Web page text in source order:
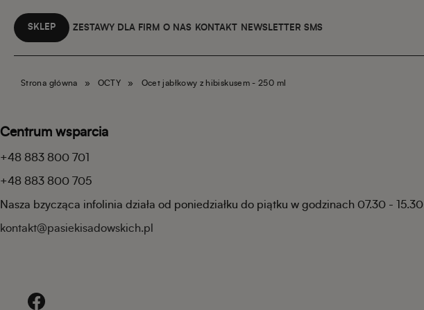
SKLEP ZESTAWY DLA FIRM O NAS KONTAKT NEWSLETTER SMS
Strona główna » OCTY » Ocet jabłkowy z hibiskusem - 250 ml
Centrum wsparcia
+48 883 800 701
+48 883 800 705
Nasza bzycząca infolinia działa od poniedziałku do piątku w godzinach 07.30 - 15.30
kontakt@pasiekisadowskich.pl